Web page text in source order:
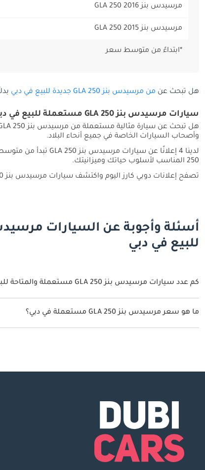
مرسيدس بنز GLA 250 2016
مرسيدس بنز GLA 250 2015
*ابتداءً من متوسط سعر
هل تبحث عن من مرسيدس بنز GLA 250 جديدة للبيع في دبي
سيارات مرسيدس بنز GLA 250 مستعملة للبيع في دبي
وأصحاب السيارات الخاصة في جميع أنحاء البلاد.
لدينا 4 إعلانًا عن سيارات مرسيدس بنز GLA 250 تبدأ من متوسط سعر
250 المناسب لأسلوب حياتك وميزانيتك.
تصفح إعلانات دوبي كارز اليوم واكتشف سيارات مرسيدس بنز GLA 250 المستعملة المناسبة لك في جميع أنحاء دبي.
للبيع في دبي
كم عدد سيارات مرسيدس بنز GLA 250 مستعملة والمتاحة للبيع في دبي؟
4 سيارة مرسيدس بنز GLA 250 مستعملة متوفرة للبيع في دبي.
ما هو سعر مرسيدس بنز GLA 250 مستعملة في دبي؟
يبدأ سعر سيارة مرسيدس بنز GLA 250 مستعملة في دبي 49,500.